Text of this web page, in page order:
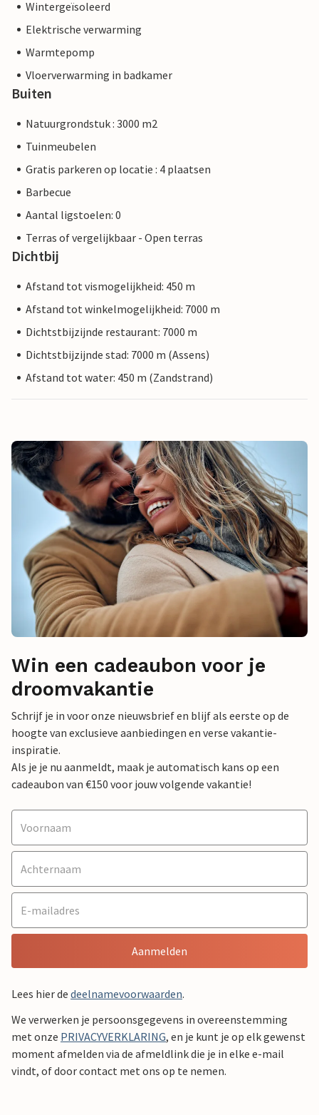
Wintergeïsoleerd
Elektrische verwarming
Warmtepomp
Vloerverwarming in badkamer
Buiten
Natuurgrondstuk : 3000 m2
Tuinmeubelen
Gratis parkeren op locatie : 4 plaatsen
Barbecue
Aantal ligstoelen: 0
Terras of vergelijkbaar - Open terras
Dichtbij
Afstand tot vismogelijkheid: 450 m
Afstand tot winkelmogelijkheid: 7000 m
Dichtstbijzijnde restaurant: 7000 m
Dichtstbijzijnde stad: 7000 m (Assens)
Afstand tot water: 450 m (Zandstrand)
Win een cadeaubon voor je
droomvakantie
Schrijf je in voor onze nieuwsbrief en blijf als eerste op de
hoogte van exclusieve aanbiedingen en verse vakantie-
inspiratie.
Als je je nu aanmeldt, maak je automatisch kans op een
cadeaubon van €150 voor jouw volgende vakantie!
Aanmelden
Lees hier de deelnamevoorwaarden.
We verwerken je persoonsgegevens in overeenstemming
met onze PRIVACYVERKLARING, en je kunt je op elk gewenst
moment afmelden via de afmeldlink die je in elke e-mail
vindt, of door contact met ons op te nemen.